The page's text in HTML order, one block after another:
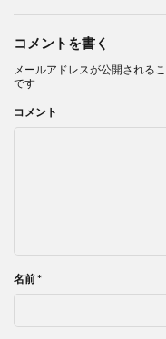
コメントを書く
メールアドレスが公開される
です
コメント
名前*